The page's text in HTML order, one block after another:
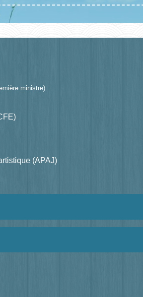
ministre)
(APAJ)